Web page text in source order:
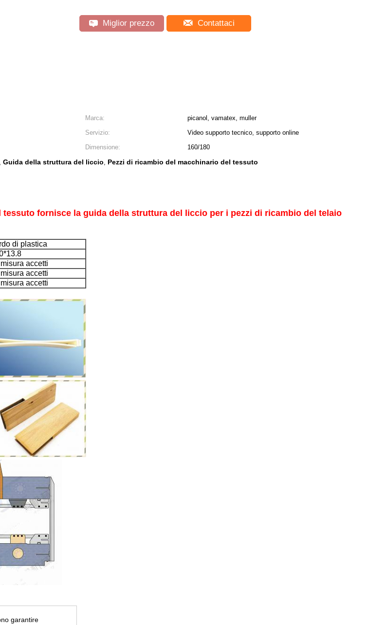
Miglior prezzo Contattaci
Marca:
picanol, vamatex, muller
Servizio:
Video supporto tecnico, supporto online
Dimensione:
160/180
, Guida della struttura del liccio, Pezzi di ricambio del macchinario del tessuto
fornisce la guida della struttura del liccio per i pezzi di ricambio del telaio
di plastica
accetti
accetti
accetti
garantire